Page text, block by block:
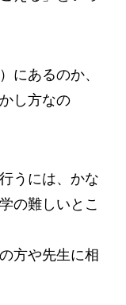
にあるのか、
し方なの
うには、かな
の難しいとこ
方や先生に相